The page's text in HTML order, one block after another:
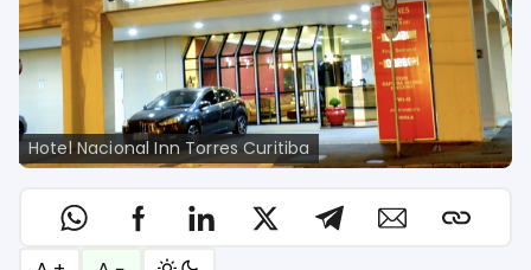
Hotel Nacional Inn Torres Curitiba